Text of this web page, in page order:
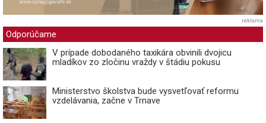
reklama
Odporúčame
V prípade dobodaného taxikára obvinili dvojicu
mladíkov zo zločinu vraždy v štádiu pokusu
Ministerstvo školstva bude vysvetľovať reformu
vzdelávania, začne v Trnave